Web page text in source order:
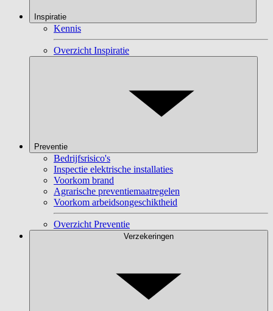
Inspiratie
Kennis
Overzicht Inspiratie
Preventie
Bedrijfsrisico's
Inspectie elektrische installaties
Voorkom brand
Agrarische preventiemaatregelen
Voorkom arbeidsongeschiktheid
Overzicht Preventie
Verzekeringen